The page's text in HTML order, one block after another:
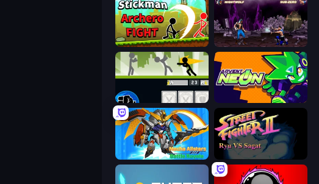
Stickman Archero Fight Mortal Kombat Karnage
Stickman Fighter: Mega Brawl Advent NEON
Mecha Allstars Battle Royale Street Fighter 2